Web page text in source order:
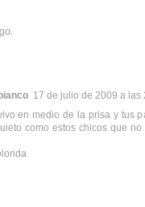
17 de julio de 2009 a las
en medio de la prisa y tus
como estos chicos que